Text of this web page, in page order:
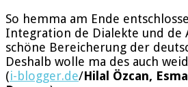
So hemma am Ende
Integration de Dialekte und de
schöne Bereicherung der
Deshalb wolle ma des auch
(i-blogger.de/Hilal Özcan,